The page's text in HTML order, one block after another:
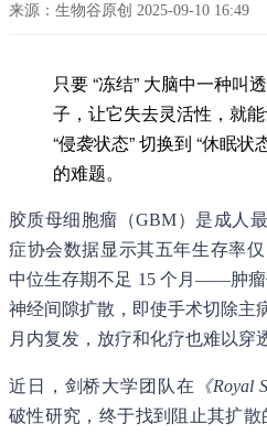
来源：生物谷原创 2025-09-10 16:49
只要 “冻结” 大脑中一种叫
子，让它失去灵活性，就
“侵袭状态” 切换到 “休眠
的难题。
胶质母细胞瘤（GBM）是成人
症协会数据显示其五年生存率
中位生存期不足 15 个月——肿瘤
神经间隙扩散，即使手术切除主
月内复发，放疗和化疗也难以穿
近日，剑桥大学团队在 《Royal
破性研究，终于找到阻止其扩散